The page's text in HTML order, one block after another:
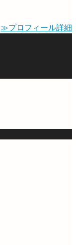
≫プロフィール詳細